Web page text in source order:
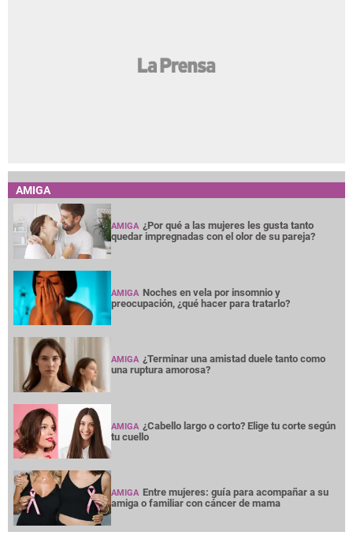
AMIGA
AMIGA ¿Por qué a las mujeres les gusta tanto
quedar impregnadas con el olor de su pareja?
AMIGA Noches en vela por insomnio y
preocupación, ¿qué hacer para tratarlo?
AMIGA ¿Terminar una amistad duele tanto como
una ruptura amorosa?
AMIGA ¿Cabello largo o corto? Elige tu corte según
tu cuello
AMIGA Entre mujeres: guía para acompañar a su
amiga o familiar con cáncer de mama